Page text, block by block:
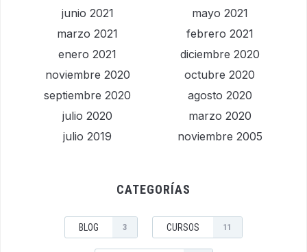
junio 2021
mayo 2021
marzo 2021
febrero 2021
enero 2021
diciembre 2020
noviembre 2020
octubre 2020
septiembre 2020
agosto 2020
julio 2020
marzo 2020
julio 2019
noviembre 2005
CATEGORÍAS
BLOG 3 CURSOS 11